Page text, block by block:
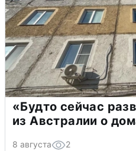
«Будто сейчас
из Австралии о
8 августа 2